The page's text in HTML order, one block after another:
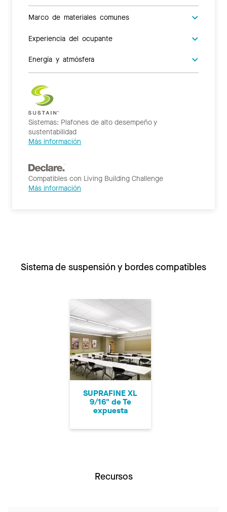
Marco de materiales comunes
Experiencia del ocupante
Energía y atmósfera
Sistemas: Plafones de alto desempeño y
sustentabilidad
Más información
Compatibles con Living Building Challenge
Más información
Sistema de suspensión y bordes compatibles
SUPRAFINE XL
9/16" de Te
expuesta
Recursos